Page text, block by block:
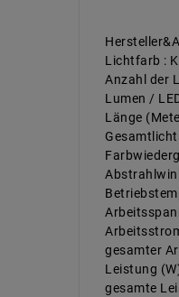
Lichtfarb :
Anzahl der
Lumen / LED
Länge
gesamter
Leistung
gesamte